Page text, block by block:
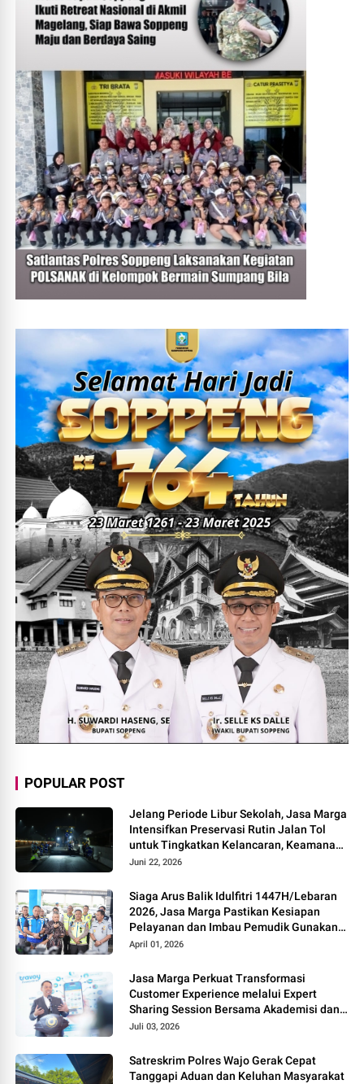
POPULAR POST
Jelang Periode Libur Sekolah, Jasa Marga
Intensifkan Preservasi Rutin Jalan Tol
untuk Tingkatkan Kelancaran, Keamanan
dan Kenyamanan Perjalanan
Juni 22, 2026
Siaga Arus Balik Idulfitri 1447H/Lebaran
2026, Jasa Marga Pastikan Kesiapan
Pelayanan dan Imbau Pemudik Gunakan
Rest Area Alternatif
April 01, 2026
Jasa Marga Perkuat Transformasi
Customer Experience melalui Expert
Sharing Session Bersama Akademisi dan
Praktisi
Juli 03, 2026
Satreskrim Polres Wajo Gerak Cepat
Tanggapi Aduan dan Keluhan Masyarakat